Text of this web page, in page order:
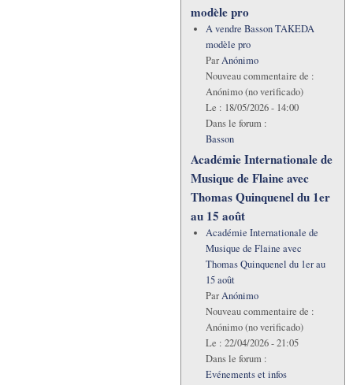
modèle pro
A vendre Basson TAKEDA
modèle pro
ParAnónimo
Nouveau commentaire de :
Anónimo (no verificado)
Le : 18/05/2026 - 14:00
Dans le forum :
Basson
Académie Internationale de
Musique de Flaine avec
Thomas Quinquenel du 1er
au 15 août
Académie Internationale de
Musique de Flaine avec
Thomas Quinquenel du 1er au
15 août
ParAnónimo
Nouveau commentaire de :
Anónimo (no verificado)
Le : 22/04/2026 - 21:05
Dans le forum :
Evénements et infos